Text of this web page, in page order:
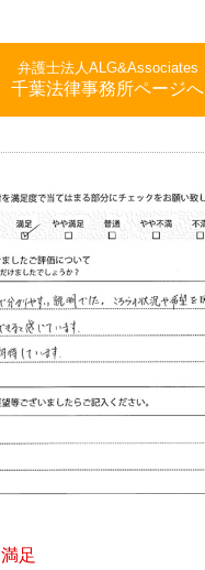
弁護士法人ALG&Associates
千葉法律事務所ページへ
満足